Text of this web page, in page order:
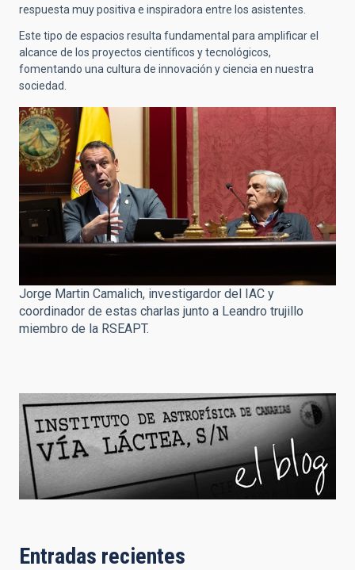
respuesta muy positiva e inspiradora entre los asistentes.
Este tipo de espacios resulta fundamental para amplificar el
alcance de los proyectos científicos y tecnológicos,
fomentando una cultura de innovación y ciencia en nuestra
sociedad.
Jorge Martin Camalich, investigardor del IAC y
coordinador de estas charlas junto a Leandro trujillo
miembro de la RSEAPT.
Entradas recientes